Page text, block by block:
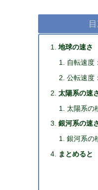
地球の速さ
自転速度
公転速度
太陽系の速
太陽系の
銀河系の速
銀河系の
まとめると